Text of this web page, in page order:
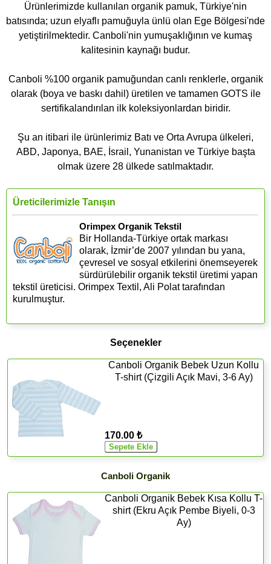
Ürünlerimizde kullanılan organik pamuk, Türkiye'nin
batısında; uzun elyaflı pamuğuyla ünlü olan Ege Bölgesi'nde
yetiştirilmektedir. Canboli'nin yumuşaklığının ve kumaş
kalitesinin kaynağı budur.
Canboli %100 organik pamuğundan canlı renklerle, organik
olarak (boya ve baskı dahil) üretilen ve tamamen GOTS ile
sertifikalandırılan ilk koleksiyonlardan biridir.
Şu an itibari ile ürünlerimiz Batı ve Orta Avrupa ülkeleri,
ABD, Japonya, BAE, İsrail, Yunanistan ve Türkiye başta
olmak üzere 28 ülkede satılmaktadır.
Üreticilerimizle Tanışın
Orimpex Organik Tekstil
Bir Hollanda-Türkiye ortak markası
olarak, İzmir’de 2007 yılından bu yana,
çevresel ve sosyal etkilerini önemseyerek
sürdürülebilir organik tekstil üretimi yapan
tekstil üreticisi. Orimpex Textil, Ali Polat tarafından
kurulmuştur.
Seçenekler
Canboli Organik Bebek Uzun Kollu
T-shirt (Çizgili Açık Mavi, 3-6 Ay)
170.00 ₺
Canboli Organik
Canboli Organik Bebek Kısa Kollu T-
shirt (Ekru Açık Pembe Biyeli, 0-3
Ay)